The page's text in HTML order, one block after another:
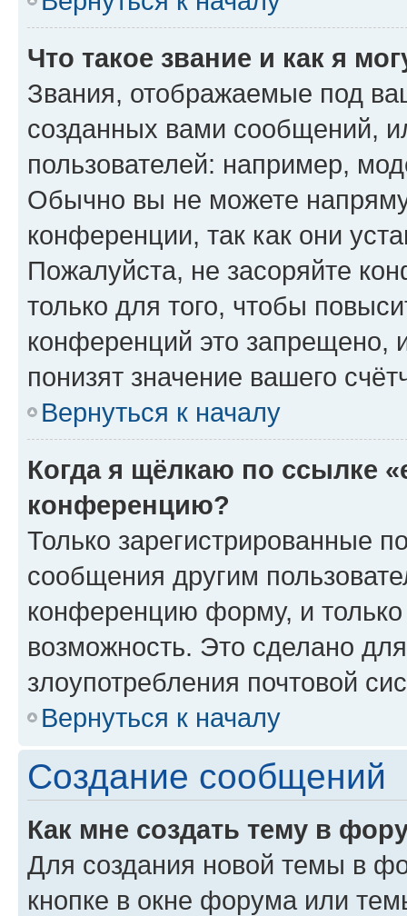
Что такое звание и как я
Звания, отображаемые под
созданных вами сообщений,
пользователей: например,
Обычно вы не можете
конференции, так как они
Пожалуйста, не засоряйте
только для того, чтобы
конференций это запрещено,
понизят значение вашего
Вернуться к началу
Когда я щёлкаю по ссылке
конференцию?
Только зарегистрированные
сообщения другим
конференцию форму, и
возможность. Это сделано
злоупотребления почтовой
Вернуться к началу
Создание сообщений
Как мне создать тему в
Для создания новой темы в
кнопке в окне форума или